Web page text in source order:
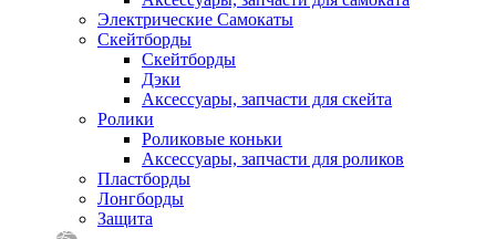
Электрические Самокаты
Скейтборды
Скейтборды
Дэки
Аксессуары, запчасти для скейта
Ролики
Роликовые коньки
Аксессуары, запчасти для роликов
Пластборды
Лонгборды
Защита